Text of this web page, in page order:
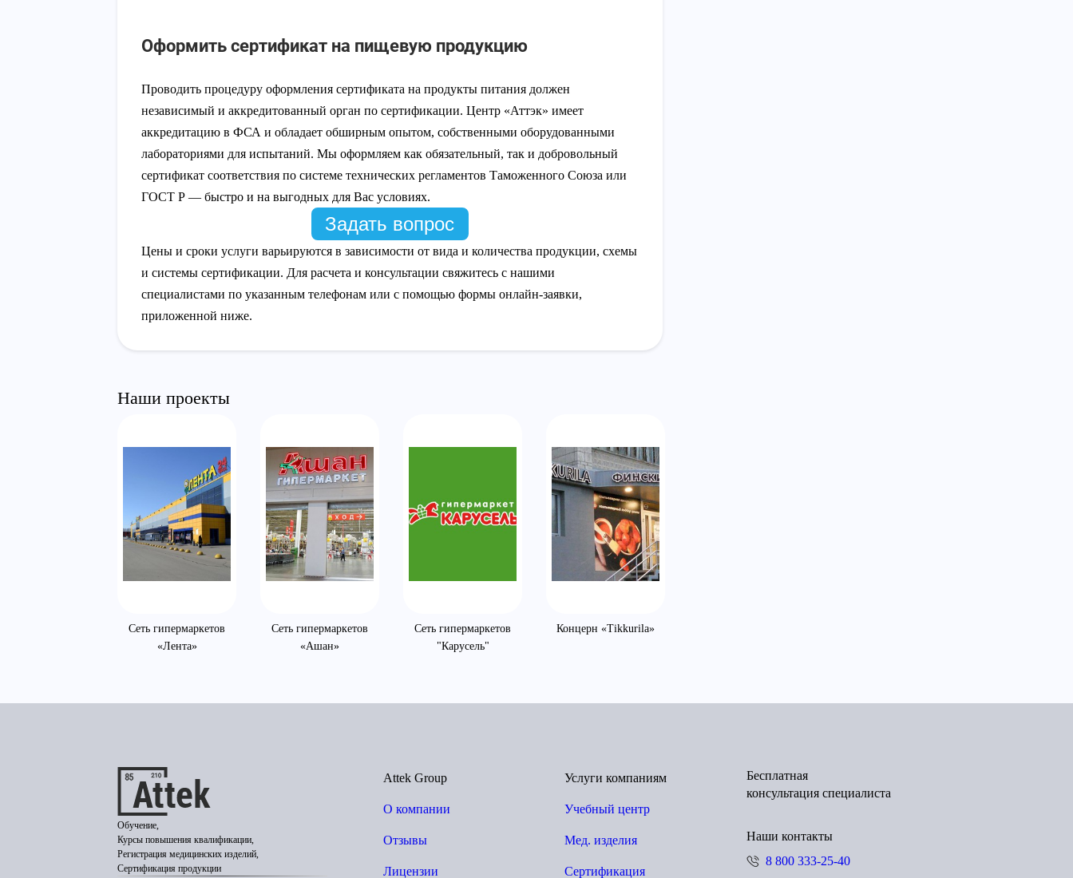
Оформить сертификат на пищевую продукцию
Проводить процедуру оформления сертификата на продукты питания должен
независимый и аккредитованный орган по сертификации. Центр «Аттэк» имеет
аккредитацию в ФСА и обладает обширным опытом, собственными оборудованными
лабораториями для испытаний. Мы оформляем как обязательный, так и добровольный
сертификат соответствия по системе технических регламентов Таможенного Союза или
ГОСТ Р — быстро и на выгодных для Вас условиях.
Задать вопрос
Цены и сроки услуги варьируются в зависимости от вида и количества продукции, схемы
и системы сертификации. Для расчета и консультации свяжитесь с нашими
специалистами по указанным телефонам или с помощью формы онлайн-заявки,
приложенной ниже.
Наши проекты
Сеть гипермаркетов
«Лента»
Сеть гипермаркетов
«Ашан»
Сеть гипермаркетов
"Карусель"
Концерн «Tikkurila»
Обучение,
Курсы повышения квалификации,
Регистрация медицинских изделий,
Сертификация продукции
Attek Group
О компании
Отзывы
Лицензии
Услуги компаниям
Учебный центр
Мед. изделия
Сертификация
Бесплатная
консультация специалиста
Наши контакты
8 800 333-25-40